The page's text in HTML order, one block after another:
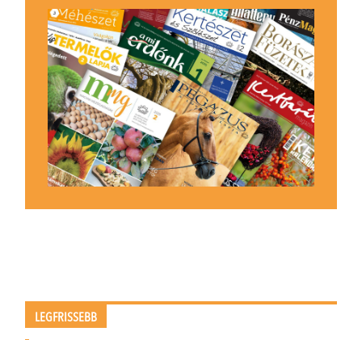
LEGFRISSEBB